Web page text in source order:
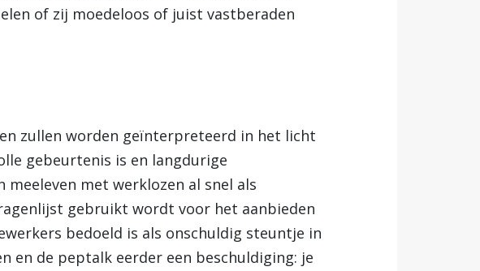
of zij moedeloos of juist vastberaden
zullen worden geïnterpreteerd in het licht
gebeurtenis is en langdurige
met werklozen al snel als
gebruikt wordt voor het aanbieden
bedoeld is als onschuldig steuntje in
en de peptalk eerder een beschuldiging: je